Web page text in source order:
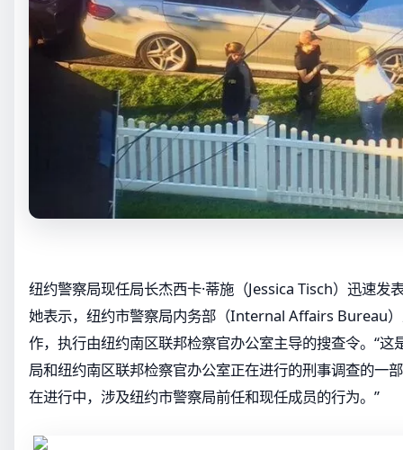
纽约警察局现任局长杰西卡·蒂施（Jessica Tisch）迅速发
她表示，纽约市警察局内务部（Internal Affairs Bureau
作，执行由纽约南区联邦检察官办公室主导的搜查令。“这
局和纽约南区联邦检察官办公室正在进行的刑事调查的一
在进行中，涉及纽约市警察局前任和现任成员的行为。”